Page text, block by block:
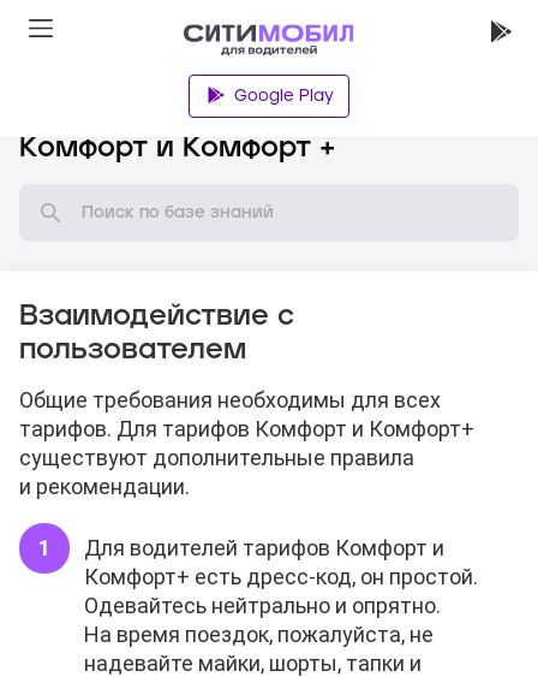
Google Play
Комфорт и Комфорт +
Взаимодействие с
пользователем
Общие требования необходимы для всех
тарифов. Для тарифов Комфорт и Комфорт+
существуют дополнительные правила
и рекомендации.
Для водителей тарифов Комфорт и
Комфорт+ есть дресс-код, он простой.
Одевайтесь нейтрально и опрятно.
На время поездок, пожалуйста, не
надевайте майки, шорты, тапки и